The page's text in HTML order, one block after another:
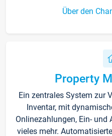
Über den
Property
Ein zentrales System zur
Inventar, mit
Onlinezahlungen, Ein- und
vieles mehr.